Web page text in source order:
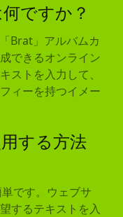
ですか？
Brat」アルバムカ
できるオンライン
ストを入力して、
ィーを持つイメー
する方法
です。ウェブサ
するテキストを入